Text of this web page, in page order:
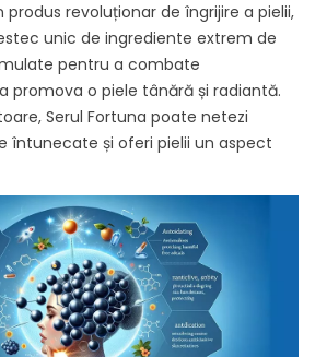
produs revoluționar de îngrijire a pielii,
unic de ingrediente extrem de
pentru a combate
promova o piele tânără și radiantă.
Serul Fortuna poate netezi
întunecate și oferi pielii un aspect